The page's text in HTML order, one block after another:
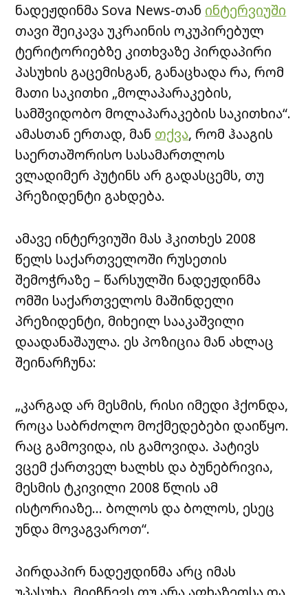
ნადეჟდინმა Sova News-თან ინტერვიუში
თავი შეიკავა უკრაინის ოკუპირებულ
ტერიტორიებზე კითხვაზე პირდაპირი
პასუხის გაცემისგან, განაცხადა რა, რომ
მათი საკითხი „მოლაპარაკების,
სამშვიდობო მოლაპარაკების საკითხია“.
ამასთან ერთად, მან თქვა, რომ ჰააგის
საერთაშორისო სასამართლოს
ვლადიმერ პუტინს არ გადასცემს, თუ
პრეზიდენტი გახდება.
ამავე ინტერვიუში მას ჰკითხეს 2008
წელს საქართველოში რუსეთის
შემოჭრაზე – წარსულში ნადეჟდინმა
ომში საქართველოს მაშინდელი
პრეზიდენტი, მიხეილ სააკაშვილი
დაადანაშაულა. ეს პოზიცია მან ახლაც
შეინარჩუნა:
„კარგად არ მესმის, რისი იმედი ჰქონდა,
როცა საბრძოლო მოქმედებები დაიწყო.
რაც გამოვიდა, ის გამოვიდა. პატივს
ვცემ ქართველ ხალხს და ბუნებრივია,
მესმის ტკივილი 2008 წლის ამ
ისტორიაზე… ბოლოს და ბოლოს, ესეც
უნდა მოვაგვაროთ“.
პირდაპირ ნადეჟდინმა არც იმას